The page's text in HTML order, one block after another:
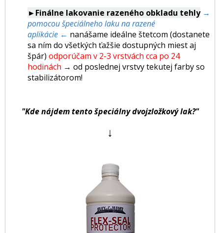
►Finálne lakovanie razeného obkladu tehly →
pomocou špeciálneho laku na razené
aplikácie ← nanášame ideálne štetcom (dostanete
sa ním do všetkých ťažšie dostupných miest aj
špár) odporúčam v 2-3 vrstvách cca po 24
hodinách → od poslednej vrstvy tekutej farby so
stabilizátorom!
"Kde nájdem tento špeciálny dvojzložkový lak?"
↓